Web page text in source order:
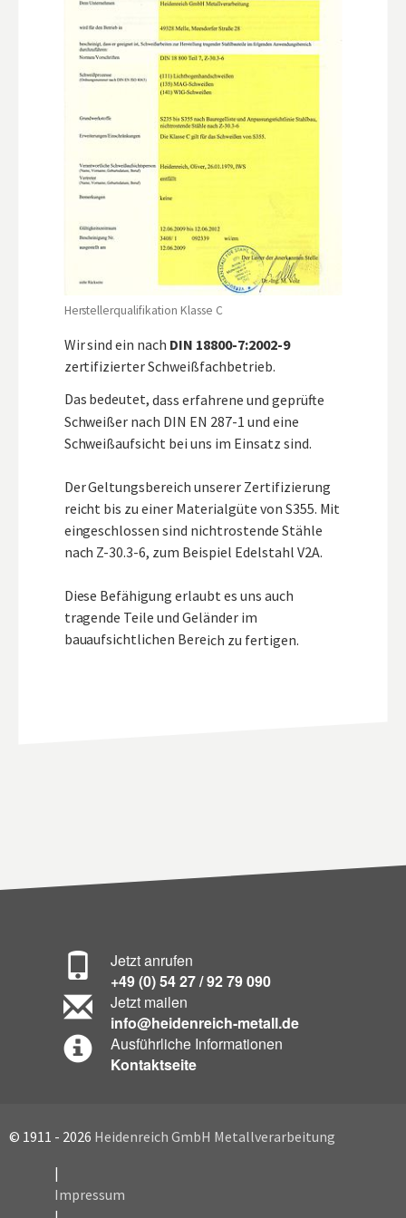
Herstellerqualifikation Klasse C
Wir sind ein nach DIN 18800-7:2002-9
zertifizierter Schweißfachbetrieb.
Das bedeutet, dass erfahrene und geprüfte
Schweißer nach DIN EN 287-1 und eine
Schweißaufsicht bei uns im Einsatz sind.
Der Geltungsbereich unserer Zertifizierung
reicht bis zu einer Materialgüte von S355. Mit
eingeschlossen sind nichtrostende Stähle
nach Z-30.3-6, zum Beispiel Edelstahl V2A.
Diese Befähigung erlaubt es uns auch
tragende Teile und Geländer im
bauaufsichtlichen Bereich zu fertigen.
Jetzt anrufen
+49 (0) 54 27 / 92 79 090
Jetzt mailen
info@heidenreich-metall.de
Ausführliche Informationen
Kontaktseite
© 1911 - 2026 Heidenreich GmbH Metallverarbeitung
|
Impressum